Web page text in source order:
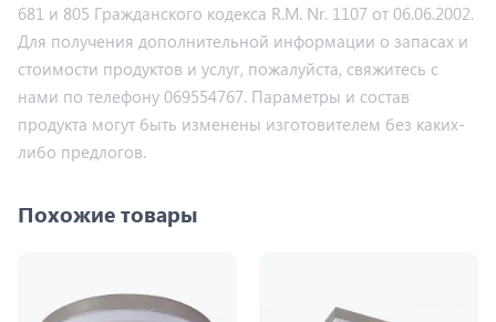
681 и 805 Гражданского кодекса R.M. Nr. 1107 от 06.06.2002.
Для получения дополнительной информации о запасах и
стоимости продуктов и услуг, пожалуйста, свяжитесь с
нами по телефону 069554767. Параметры и состав
продукта могут быть изменены изготовителем без каких-
либо предлогов.
Похожие товары